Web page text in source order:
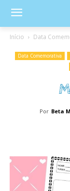
Início Data
Data Comemorativa
Por Beta